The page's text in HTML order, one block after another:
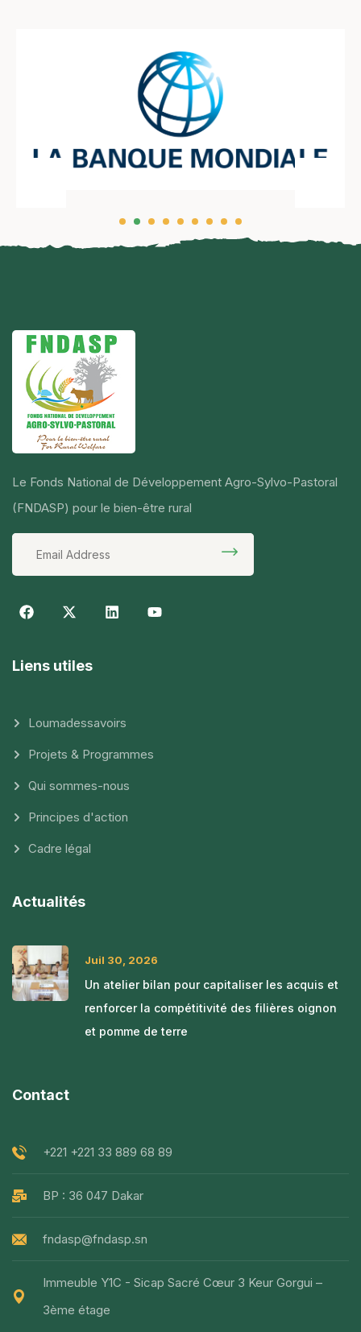
Le Fonds National de Développement Agro-Sylvo-Pastoral
(FNDASP) pour le bien-être rural
Liens utiles
Loumadessavoirs
Projets & Programmes
Qui sommes-nous
Principes d'action
Cadre légal
Actualités
Juil 30, 2026
Un atelier bilan pour capitaliser les acquis et
renforcer la compétitivité des filières oignon
et pomme de terre
Contact
+221 +221 33 889 68 89
BP : 36 047 Dakar
fndasp@fndasp.sn
Immeuble Y1C - Sicap Sacré Cœur 3 Keur Gorgui –
3ème étage